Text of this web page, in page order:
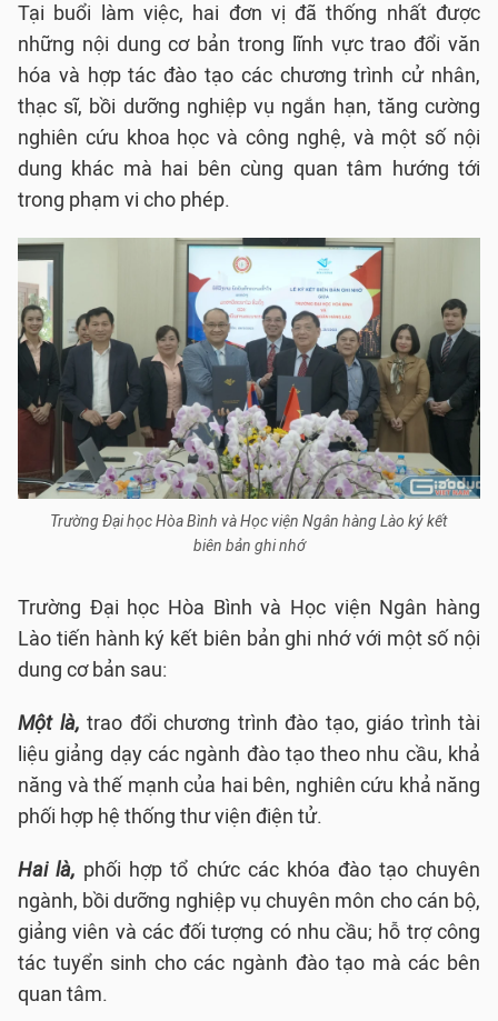
Tại buổi làm việc, hai đơn vị đã thống nhất được
những nội dung cơ bản trong lĩnh vực trao đổi văn
hóa và hợp tác đào tạo các chương trình cử nhân,
thạc sĩ, bồi dưỡng nghiệp vụ ngắn hạn, tăng cường
nghiên cứu khoa học và công nghệ, và một số nội
dung khác mà hai bên cùng quan tâm hướng tới
trong phạm vi cho phép.
Trường Đại học Hòa Bình và Học viện Ngân hàng Lào ký kết
biên bản ghi nhớ
Trường Đại học Hòa Bình và Học viện Ngân hàng
Lào tiến hành ký kết biên bản ghi nhớ với một số nội
dung cơ bản sau:
Một là, trao đổi chương trình đào tạo, giáo trình tài
liệu giảng dạy các ngành đào tạo theo nhu cầu, khả
năng và thế mạnh của hai bên, nghiên cứu khả năng
phối hợp hệ thống thư viện điện tử.
Hai là, phối hợp tổ chức các khóa đào tạo chuyên
ngành, bồi dưỡng nghiệp vụ chuyên môn cho cán bộ,
giảng viên và các đối tượng có nhu cầu; hỗ trợ công
tác tuyển sinh cho các ngành đào tạo mà các bên
quan tâm.